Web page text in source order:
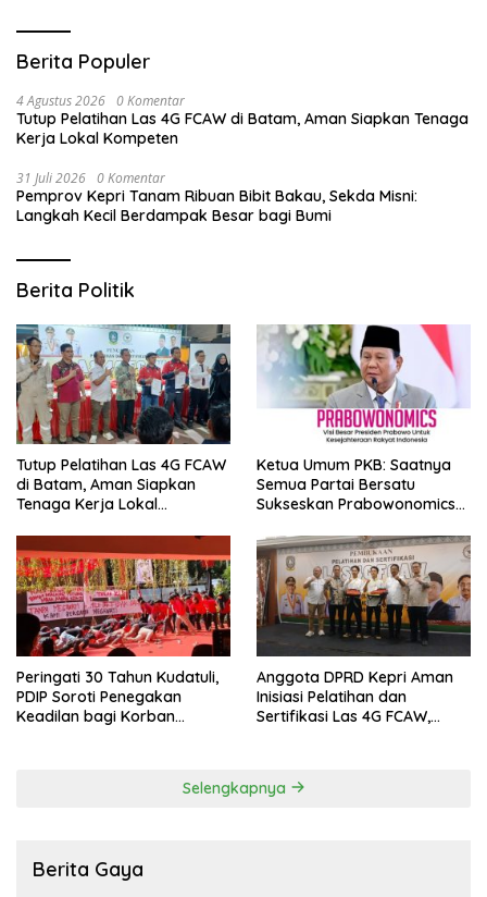
Berita Populer
4 Agustus 2026 0 Komentar
Tutup Pelatihan Las 4G FCAW di Batam, Aman Siapkan Tenaga
Kerja Lokal Kompeten
31 Juli 2026 0 Komentar
Pemprov Kepri Tanam Ribuan Bibit Bakau, Sekda Misni:
Langkah Kecil Berdampak Besar bagi Bumi
Berita Politik
Tutup Pelatihan Las 4G FCAW
di Batam, Aman Siapkan
Tenaga Kerja Lokal
Ketua Umum PKB: Saatnya
Semua Partai Bersatu
Sukseskan Prabowonomics
Peringati 30 Tahun Kudatuli,
PDIP Soroti Penegakan
Keadilan bagi Korban
Anggota DPRD Kepri Aman
Inisiasi Pelatihan dan
Sertifikasi Las 4G FCAW,
Selengkapnya
Berita Gaya